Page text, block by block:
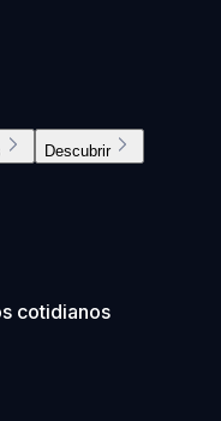
Descubrir
cotidianos